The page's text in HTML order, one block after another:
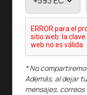
* No
Además, al dejar tus datos,
mensajes, correos